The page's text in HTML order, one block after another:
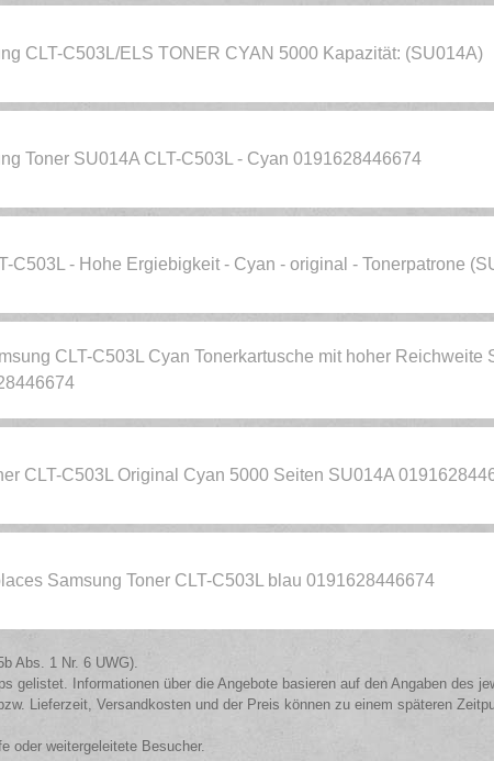
CLT-C503L/ELS TONER CYAN 5000 Kapazität: (SU014A)
Toner SU014A CLT-C503L - Cyan 0191628446674
C503L - Hohe Ergiebigkeit - Cyan - original - Tonerpatrone
CLT-C503L Cyan Tonerkartusche mit hoher Reichweite
CLT-C503L Original Cyan 5000 Seiten SU014A
Samsung Toner CLT-C503L blau 0191628446674
Abs. 1 Nr. 6 UWG).
gelistet. Informationen über die Angebote basieren auf den Angaben des
Lieferzeit, Versandkosten und der Preis können zu einem späteren
oder weitergeleitete Besucher.